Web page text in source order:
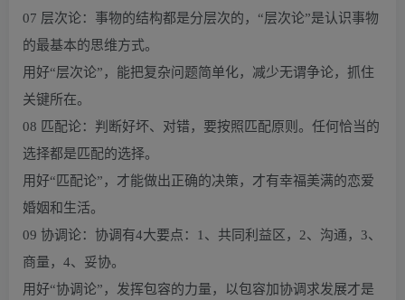
07 层次论：事物的结构都是分层次的，“层次论”是认识事物
的最基本的思维方式。
用好“层次论”，能把复杂问题简单化，减少无谓争论，抓住
关键所在。
08 匹配论：判断好坏、对错，要按照匹配原则。任何恰当的
选择都是匹配的选择。
用好“匹配论”，才能做出正确的决策，才有幸福美满的恋爱
婚姻和生活。
09 协调论：协调有4大要点：1、共同利益区，2、沟通，3、
商量，4、妥协。
用好“协调论”，发挥包容的力量，以包容加协调求发展才是